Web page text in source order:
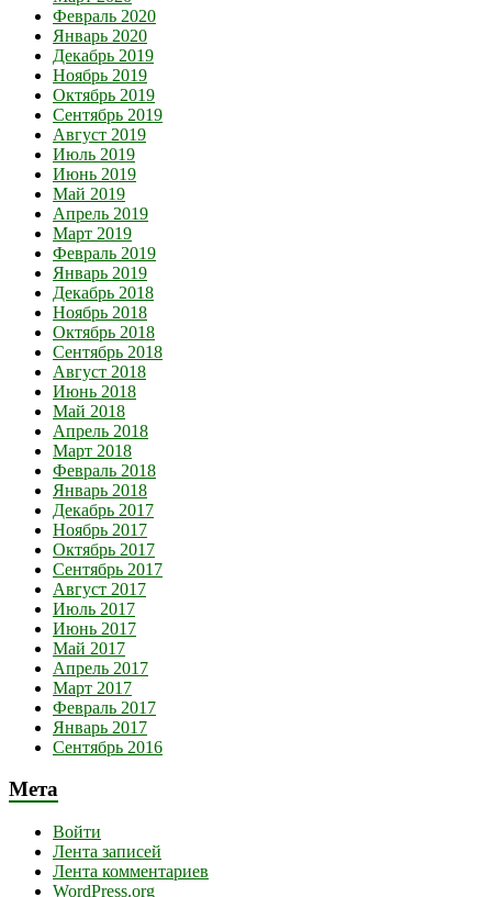
Февраль 2020
Январь 2020
Декабрь 2019
Ноябрь 2019
Октябрь 2019
Сентябрь 2019
Август 2019
Июль 2019
Июнь 2019
Май 2019
Апрель 2019
Март 2019
Февраль 2019
Январь 2019
Декабрь 2018
Ноябрь 2018
Октябрь 2018
Сентябрь 2018
Август 2018
Июнь 2018
Май 2018
Апрель 2018
Март 2018
Февраль 2018
Январь 2018
Декабрь 2017
Ноябрь 2017
Октябрь 2017
Сентябрь 2017
Август 2017
Июль 2017
Июнь 2017
Май 2017
Апрель 2017
Март 2017
Февраль 2017
Январь 2017
Сентябрь 2016
Мета
Войти
Лента записей
Лента комментариев
WordPress.org